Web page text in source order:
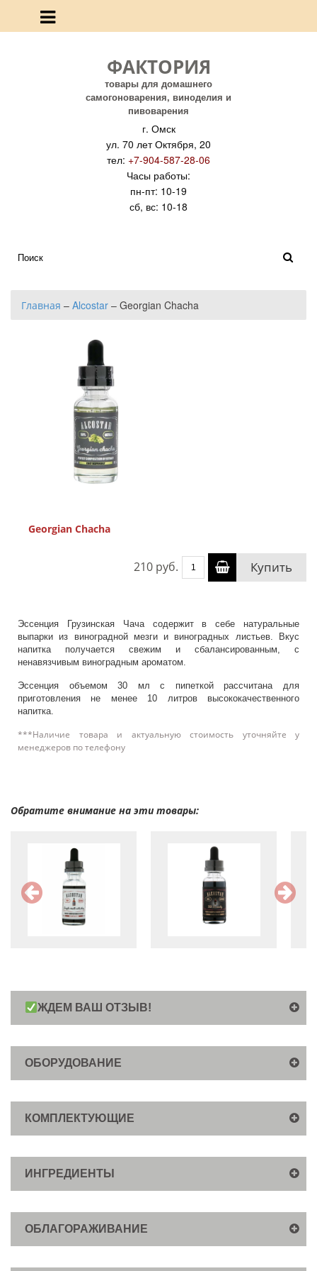
ФАКТОРИЯ
товары для домашнего
самогоноварения, виноделия и
пивоварения
г. Омск
ул. 70 лет Октября, 20
тел: +7-904-587-28-06
Часы работы:
пн-пт: 10-19
сб, вс: 10-18
Главная – Alcostar – Georgian Chacha
Georgian Chacha
210 руб. Купить
Эссенция Грузинская Чача содержит в себе натуральные
выпарки из виноградной мезги и виноградных листьев. Вкус
напитка получается свежим и сбалансированным, с
ненавязчивым виноградным ароматом.
Эссенция объемом 30 мл с пипеткой рассчитана для
приготовления не менее 10 литров высококачественного
напитка.
***Наличие товара и актуальную стоимость уточняйте у
менеджеров по телефону
Обратите внимание на эти товары:
ЖДЕМ ВАШ ОТЗЫВ!
ОБОРУДОВАНИЕ
КОМПЛЕКТУЮЩИЕ
ИНГРЕДИЕНТЫ
ОБЛАГОРАЖИВАНИЕ